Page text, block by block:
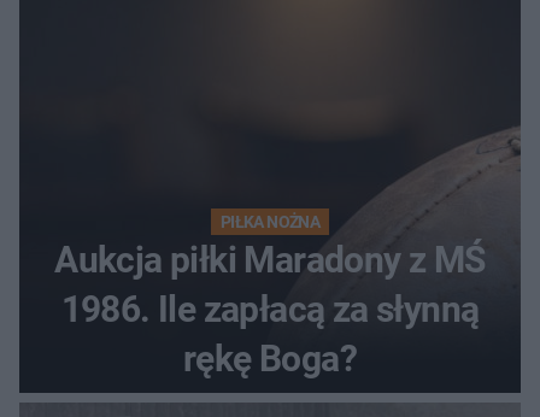
PIŁKA NOŻNA
Aukcja piłki Maradony z MŚ
1986. Ile zapłacą za słynną
rękę Boga?